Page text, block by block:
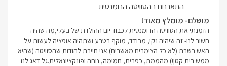
התארחנו בהסוויטה הרומנטית
מושלם- מומלץ מאוד!
הזמנתי את הסוויטה הרומנטית לכבוד יום ההולדת של בעלי,מה שהיה
חשוב לנו- זה שיהיה נקי, מבודד, מוקף בטבע ושתהיה אופציה לעשות על
האש בשבת (לא כל הצימרים מאשרים).אני חייבת להודות שהסוויטה (שהיא
ממש בית קטן!) מהממת, כפרית, חמימה, נוחה ופונקציונאלית.גל דאג לנו